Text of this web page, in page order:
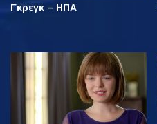
Γκρεγκ – ΗΠΑ